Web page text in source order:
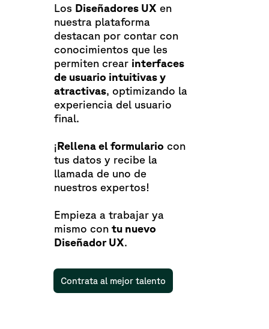
Los Diseñadores UX en
nuestra plataforma
destacan por contar con
conocimientos que les
permiten crear interfaces
de usuario intuitivas y
atractivas, optimizando la
experiencia del usuario
final.
¡Rellena el formulario con
tus datos y recibe la
llamada de uno de
nuestros expertos!
Empieza a trabajar ya
mismo con tu nuevo
Diseñador UX.
Contrata al mejor talento